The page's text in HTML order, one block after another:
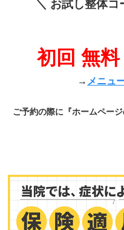
＼ お試し整体コ
初回 無
→ メニュ
ご予約の際に『ホームペー